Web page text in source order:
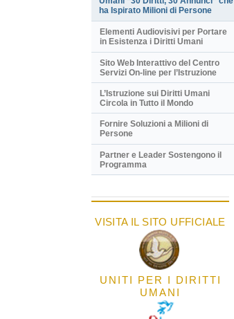
ha Ispirato Milioni di Persone
Elementi Audiovisivi per Portare
in Esistenza i Diritti Umani
Sito Web Interattivo del Centro
Servizi On-line per l’Istruzione
L’Istruzione sui Diritti Umani
Circola in Tutto il Mondo
Fornire Soluzioni a Milioni di
Persone
Partner e Leader Sostengono il
Programma
VISITA IL SITO UFFICIALE
UNITI PER I DIRITTI
UMANI